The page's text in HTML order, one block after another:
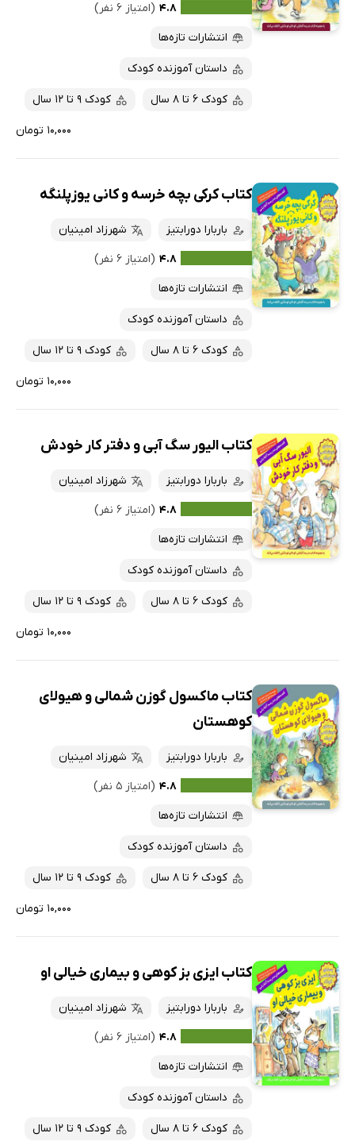
۴.۸ (امتیاز ۶ نفر)
انتشارات تازه‌ها
داستان آموزنده کودک
کودک 6 تا 8 سال کودک 9 تا 12 سال
۱۰,۰۰۰ تومان
کتاب کرکی بچه خرسه و کانی یوزپلنگه
باربارا دورابتیز
شهرزاد امینیان
۴.۸ (امتیاز ۶ نفر)
انتشارات تازه‌ها
داستان آموزنده کودک
کودک 6 تا 8 سال کودک 9 تا 12 سال
۱۰,۰۰۰ تومان
کتاب الیور سگ آبی و دفتر کار خودش
باربارا دورابتیز
شهرزاد امینیان
۴.۸ (امتیاز ۶ نفر)
انتشارات تازه‌ها
داستان آموزنده کودک
کودک 6 تا 8 سال کودک 9 تا 12 سال
۱۰,۰۰۰ تومان
کتاب ماکسول گوزن شمالی و هیولای
کوهستان
باربارا دورابتیز
شهرزاد امینیان
۴.۸ (امتیاز ۵ نفر)
انتشارات تازه‌ها
داستان آموزنده کودک
کودک 6 تا 8 سال کودک 9 تا 12 سال
۱۰,۰۰۰ تومان
کتاب ایزی بز کوهی و بیماری خیالی او
باربارا دورابتیز
شهرزاد امینیان
۴.۸ (امتیاز ۶ نفر)
انتشارات تازه‌ها
داستان آموزنده کودک
کودک 6 تا 8 سال کودک 9 تا 12 سال